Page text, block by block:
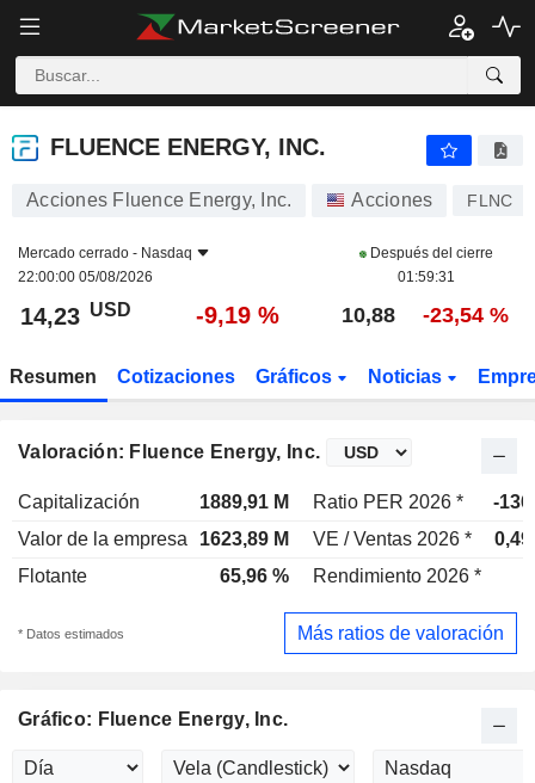
FLUENCE ENERGY, INC.
FLUENCE ENERGY, INC.
Acciones Fluence Energy, Inc. Acciones FLNC
Mercado cerrado - Nasdaq
22:00:00 05/08/2026
Después del cierre
01:59:31
14,23 USD -9,19 % 10,88 -23,54 %
Resumen Cotizaciones Gráficos Noticias
Valoración: Fluence Energy, Inc.
Capitalización 1889,91 M Ratio PER 2026 *
-
Valor de la empresa
1623,89 M VE / Ventas 2026 *
Flotante
65,96 % Rendimiento 2026 *
* Datos estimados Más ratios de valoración
Gráfico: Fluence Energy, Inc.